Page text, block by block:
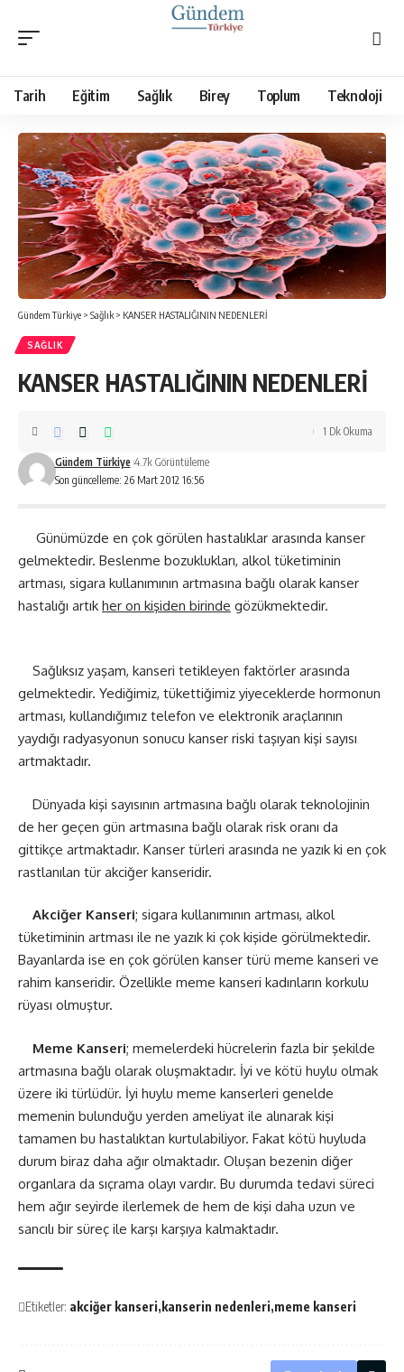
Tarih Eğitim Sağlık Birey Toplum Teknoloji
Gündem Türkiye > Sağlık > KANSER HASTALIĞININ NEDENLERİ
SAĞLIK
KANSER HASTALIĞININ NEDENLERİ
Son güncelleme: 26 Mart 2012 16:56
Gündem Türkiye 4.7k Görüntüleme
1 Dk Okuma
Günümüzde en çok görülen hastalıklar arasında kanser
gelmektedir. Beslenme bozuklukları, alkol tüketiminin
artması, sigara kullanımının artmasına bağlı olarak kanser
hastalığı artık her on kişiden birinde gözükmektedir.
Sağlıksız yaşam, kanseri tetikleyen faktörler arasında
gelmektedir. Yediğimiz, tükettiğimiz yiyeceklerde hormonun
artması, kullandığımız telefon ve elektronik araçlarının
yaydığı radyasyonun sonucu kanser riski taşıyan kişi sayısı
artmaktadır.
Dünyada kişi sayısının artmasına bağlı olarak teknolojinin
de her geçen gün artmasına bağlı olarak risk oranı da
gittikçe artmaktadır. Kanser türleri arasında ne yazık ki en çok
rastlanılan tür akciğer kanseridir.
Akciğer Kanseri; sigara kullanımının artması, alkol
tüketiminin artması ile ne yazık ki çok kişide görülmektedir.
Bayanlarda ise en çok görülen kanser türü meme kanseri ve
rahim kanseridir. Özellikle meme kanseri kadınların korkulu
rüyası olmuştur.
Meme Kanseri; memelerdeki hücrelerin fazla bir şekilde
artmasına bağlı olarak oluşmaktadır. İyi ve kötü huylu olmak
üzere iki türlüdür. İyi huylu meme kanserleri genelde
memenin bulunduğu yerden ameliyat ile alınarak kişi
tamamen bu hastalıktan kurtulabiliyor. Fakat kötü huyluda
durum biraz daha ağır olmaktadır. Oluşan bezenin diğer
organlara da sıçrama olayı vardır. Bu durumda tedavi süreci
hem ağır seyirde ilerlemek de hem de kişi daha uzun ve
sancılı bir süreç ile karşı karşıya kalmaktadır.
Etiketler: akciğer kanseri kanserin nedenleri meme kanseri